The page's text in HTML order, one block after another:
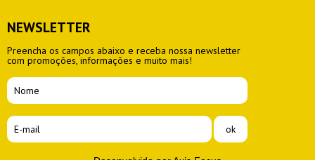
NEWSLETTER
Preencha os campos abaixo e receba nossa newsletter
com promoções, informações e muito mais!